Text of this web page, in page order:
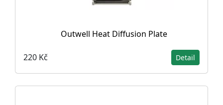
Outwell Heat Diffusion Plate
220 Kč Detail